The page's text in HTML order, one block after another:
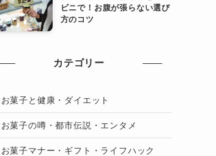
ビニで！お腹が張らない選び
方のコツ
カテゴリー
お菓子と健康・ダイエット
お菓子の噂・都市伝説・エンタメ
お菓子マナー・ギフト・ライフハック